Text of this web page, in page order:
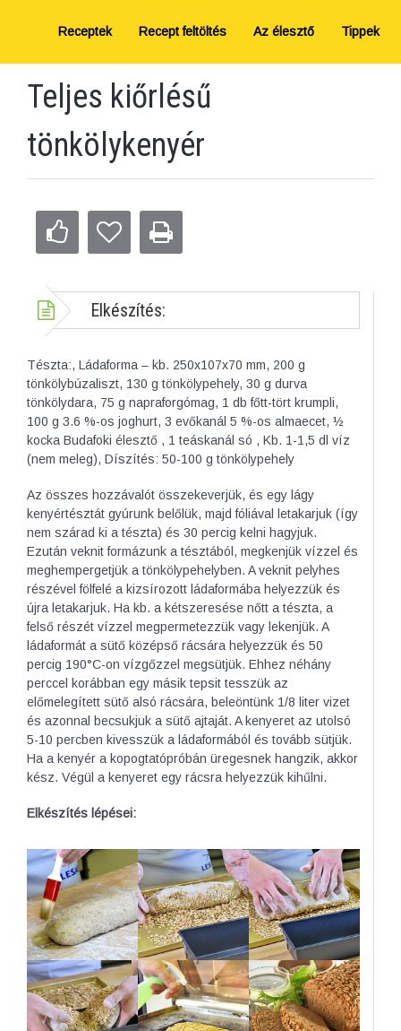
Receptek Recept feltöltés Az élesztő Tippek
Teljes kiőrlésű
tönkölykenyér
Elkészítés:
Tészta:, Ládaforma – kb. 250x107x70 mm, 200 g
tönkölybúzaliszt, 130 g tönkölypehely, 30 g durva
tönkölydara, 75 g napraforgómag, 1 db főtt-tört krumpli,
100 g 3.6 %-os joghurt, 3 evőkanál 5 %-os almaecet, ½
kocka Budafoki élesztő , 1 teáskanál só , Kb. 1-1,5 dl víz
(nem meleg), Díszítés: 50-100 g tönkölypehely
Az összes hozzávalót összekeverjük, és egy lágy
kenyértésztát gyúrunk belőlük, majd fóliával letakarjuk (így
nem szárad ki a tészta) és 30 percig kelni hagyjuk.
Ezután veknit formázunk a tésztából, megkenjük vízzel és
meghempergetjük a tönkölypehelyben. A veknit pelyhes
részével fölfelé a kizsírozott ládaformába helyezzük és
újra letakarjuk. Ha kb. a kétszeresése nőtt a tészta, a
felső részét vízzel megpermetezzük vagy lekenjük. A
ládaformát a sütő középső rácsára helyezzük és 50
percig 190°C-on vízgőzzel megsütjük. Ehhez néhány
perccel korábban egy másik tepsit tesszük az
előmelegített sütő alsó rácsára, beleöntünk 1/8 liter vizet
és azonnal becsukjuk a sütő ajtaját. A kenyeret az utolsó
5-10 percben kivesszük a ládaformából és tovább sütjük.
Ha a kenyér a kopogtatópróbán üregesnek hangzik, akkor
kész. Végül a kenyeret egy rácsra helyezzük kihűlni.
Elkészítés lépései: